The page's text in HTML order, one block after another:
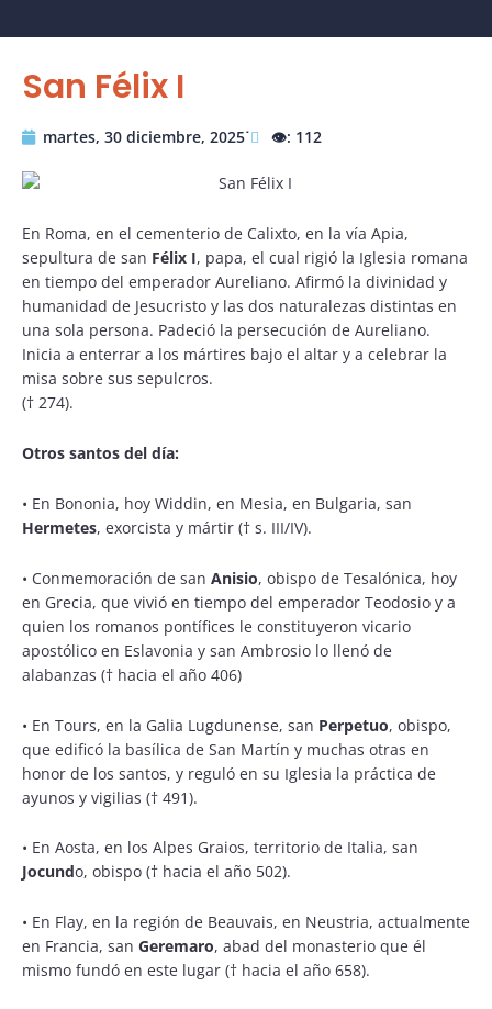
San Félix I
martes, 30 diciembre, 2025˙ 👁️: 112
En Roma, en el cementerio de Calixto, en la vía Apia,
sepultura de san Félix I, papa, el cual rigió la Iglesia romana
en tiempo del emperador Aureliano. Afirmó la divinidad y
humanidad de Jesucristo y las dos naturalezas distintas en
una sola persona. Padeció la persecución de Aureliano.
Inicia a enterrar a los mártires bajo el altar y a celebrar la
misa sobre sus sepulcros.
(† 274).
Otros santos del día:
• En Bononia, hoy Widdin, en Mesia, en Bulgaria, san
Hermetes, exorcista y mártir († s. III/IV).
• Conmemoración de san Anisio, obispo de Tesalónica, hoy
en Grecia, que vivió en tiempo del emperador Teodosio y a
quien los romanos pontífices le constituyeron vicario
apostólico en Eslavonia y san Ambrosio lo llenó de
alabanzas († hacia el año 406)
• En Tours, en la Galia Lugdunense, san Perpetuo, obispo,
que edificó la basílica de San Martín y muchas otras en
honor de los santos, y reguló en su Iglesia la práctica de
ayunos y vigilias († 491).
• En Aosta, en los Alpes Graios, territorio de Italia, san
Jocundo, obispo († hacia el año 502).
• En Flay, en la región de Beauvais, en Neustria, actualmente
en Francia, san Geremaro, abad del monasterio que él
mismo fundó en este lugar († hacia el año 658).